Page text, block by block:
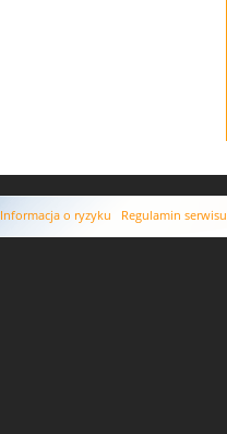
Informacja o ryzyku Regulamin serwisu